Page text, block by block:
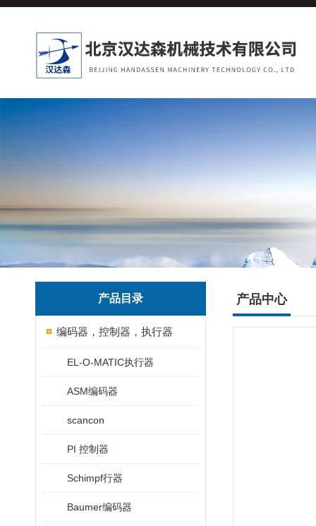
产品目录
编码器，控制器，执行器
EL-O-MATIC执行器
ASM编码器
scancon
PI 控制器
Schimpf行器
Baumer编码器
产品中心